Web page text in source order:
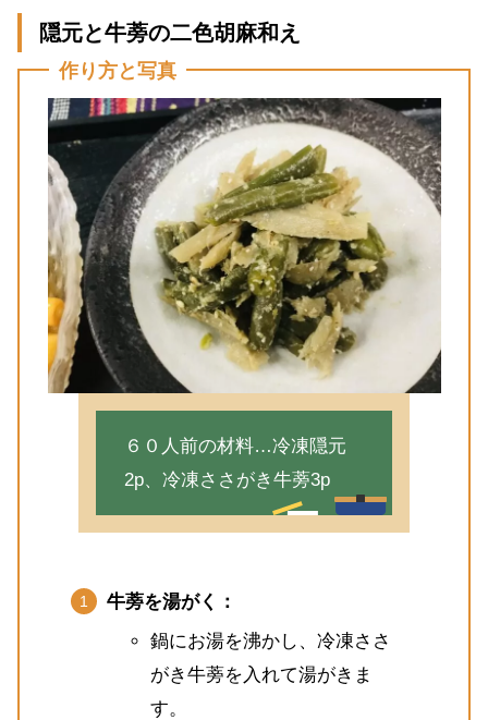
隠元と牛蒡の二色胡麻和え
作り方と写真
６０人前の材料…冷凍隠元
2p、冷凍ささがき牛蒡3p
牛蒡を湯がく：
鍋にお湯を沸かし、冷凍ささ
がき牛蒡を入れて湯がきま
す。